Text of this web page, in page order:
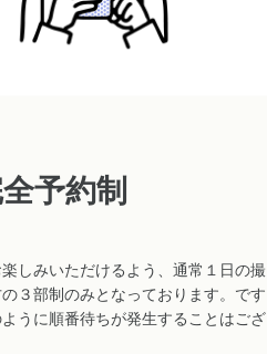
予約制
しみいただけるよう、通常１日の撮
３部制のみとなっております。です
うに順番待ちが発生することはござ